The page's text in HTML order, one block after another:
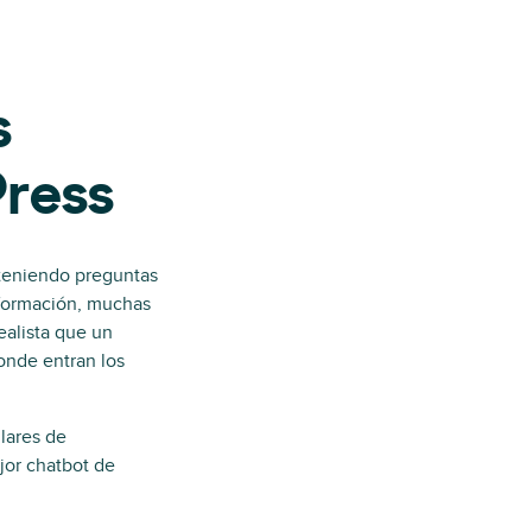
preguntas
muchas
que un
entran los
de
chatbot de